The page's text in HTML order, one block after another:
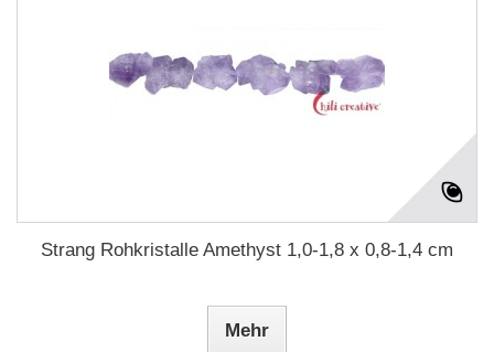
Strang Rohkristalle Amethyst 1,0-1,8 x 0,8-1,4 cm
Mehr